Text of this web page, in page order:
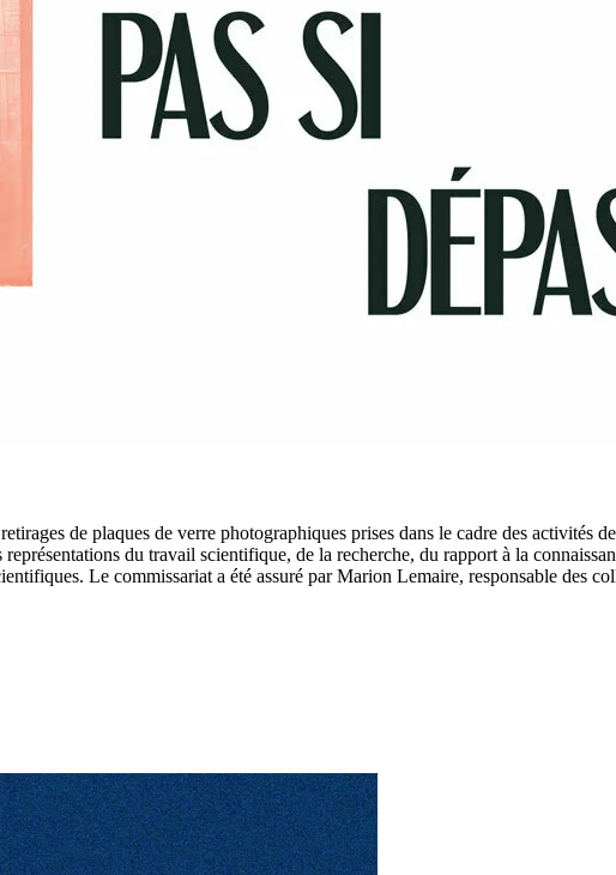
de plaques de verre photographiques prises dans le cadre des activités
du travail scientifique, de la recherche, du rapport à la
Le commissariat a été assuré par Marion Lemaire, responsable des